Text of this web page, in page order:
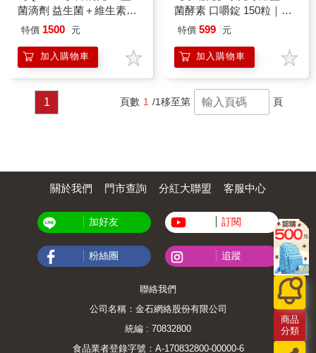
菌滴劑 益生菌＋維生素D
｜卡多摩
特價 1500 元
加入購物車
菌酵素 口嚼錠 150粒｜卡
多摩
特價 599 元
加入購物車
1 頁數 1 /1移至第 頁
商品
分類
關於我們 門市查詢 分紅大聯盟 客服中心
加好友 訂閱
粉絲團 追蹤
聯絡我們
公司名稱：金石網絡股份有限公司
統編 : 70832800
食品業者登錄字號：A-170832800-00000-6